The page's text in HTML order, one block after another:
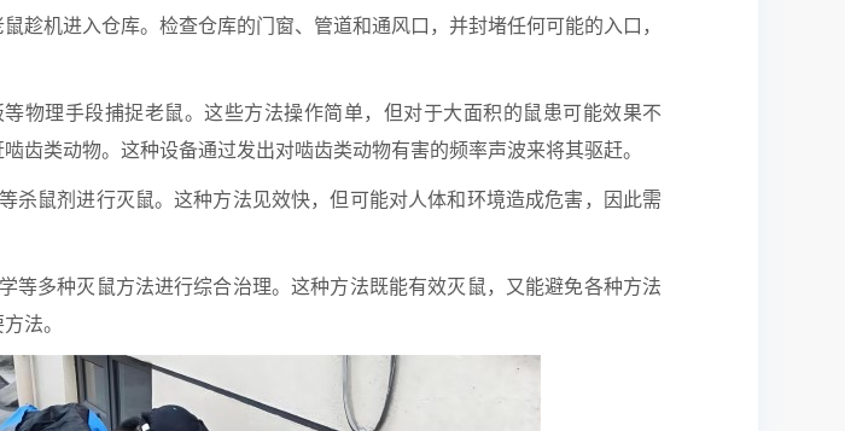
趁机进入仓库。检查仓库的门窗、管道和通风口，并封堵任何可能的入口，
物理手段捕捉老鼠。这些方法操作简单，但对于大面积的鼠患可能效果不
齿类动物。这种设备通过发出对啮齿类动物有害的频率声波来将其驱赶。
杀鼠剂进行灭鼠。这种方法见效快，但可能对人体和环境造成危害，因此需
等多种灭鼠方法进行综合治理。这种方法既能有效灭鼠，又能避免各种方法
法。